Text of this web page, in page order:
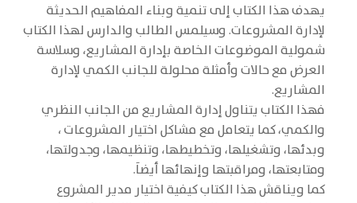
يهدف هذا الكتاب إلى تنمية وبناء المفاهيم الحديثة
لإدارة المشروعات. وسيلمس الطالب والدارس لهذا الكتاب
شمولية الموضوعات الخاصة بإدارة المشاريع، وسلاسة
العرض مع حالات وأمثلة محلولة للجانب الكمي لإدارة
المشاريع.
فهذا الكتاب يتناول إدارة المشاريع من الجانب النظري
والكمي، كما يتعامل مع مشاكل اختيار المشروعات ،
وبدئها، وتشغيلها، وتخطيطها، وتنظيمها، وجدولتها،
ومتابعتها، ومراقبتها وإنهائها أيضاَ.
كما ويناقش هذا الكتاب كيفية اختيار مدير المشروع